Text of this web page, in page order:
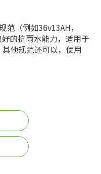
（例如36v13AH，
的抗雨水能力，适用于
他规范还可以，使用